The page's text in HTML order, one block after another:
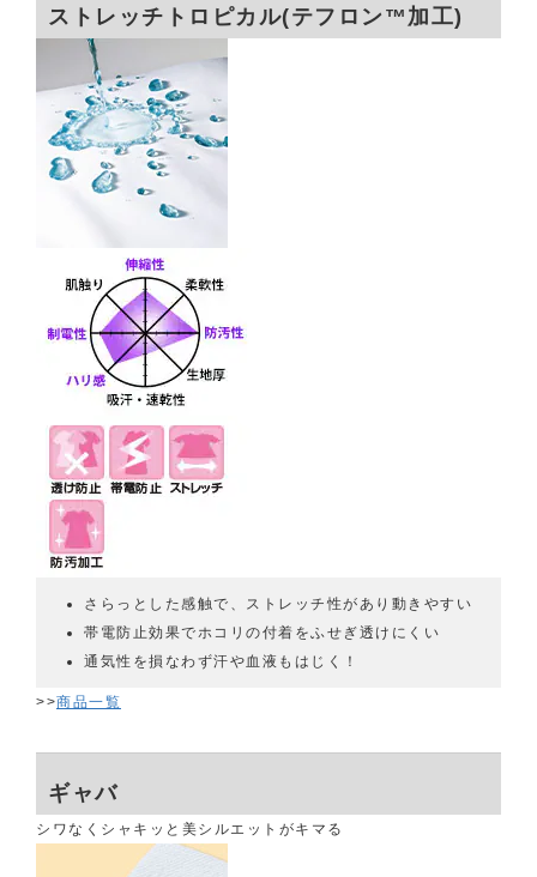
ストレッチトロピカル(テフロン™加工)
さらっとした感触で、ストレッチ性があり動きやすい
帯電防止効果でホコリの付着をふせぎ透けにくい
通気性を損なわず汗や血液もはじく！
>>商品一覧
ギャバ
シワなくシャキッと美シルエットがキマる